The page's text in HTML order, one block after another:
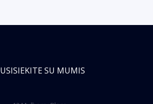
SU MUMIS